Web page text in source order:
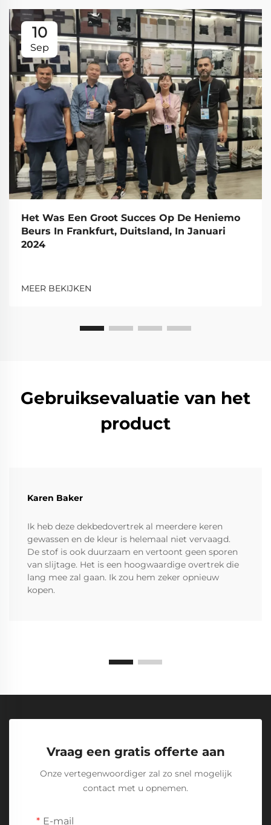
10
Sep
Het Was Een Groot Succes Op De Heniemo
Beurs In Frankfurt, Duitsland, In Januari
2024
MEER BEKIJKEN
Gebruiksevaluatie van het
product
Karen Baker
Ik heb deze dekbedovertrek al meerdere keren
gewassen en de kleur is helemaal niet vervaagd.
De stof is ook duurzaam en vertoont geen sporen
van slijtage. Het is een hoogwaardige overtrek die
lang mee zal gaan. Ik zou hem zeker opnieuw
kopen.
Vraag een gratis offerte aan
Onze vertegenwoordiger zal zo snel mogelijk
contact met u opnemen.
E-mail